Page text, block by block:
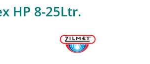
HP 8-25Ltr.